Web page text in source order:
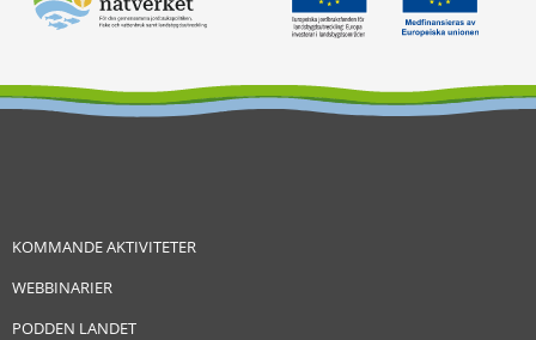
KOMMANDE AKTIVITETER
WEBBINARIER
PODDEN LANDET